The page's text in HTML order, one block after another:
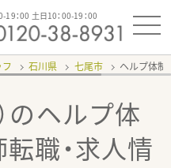
19：00 土日10：00-19：00
石川県 七尾市 ヘルプ体
のヘルプ体
職・求人情